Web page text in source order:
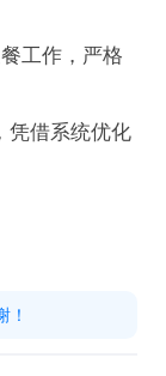
工作，严格
凭借系统优化
！